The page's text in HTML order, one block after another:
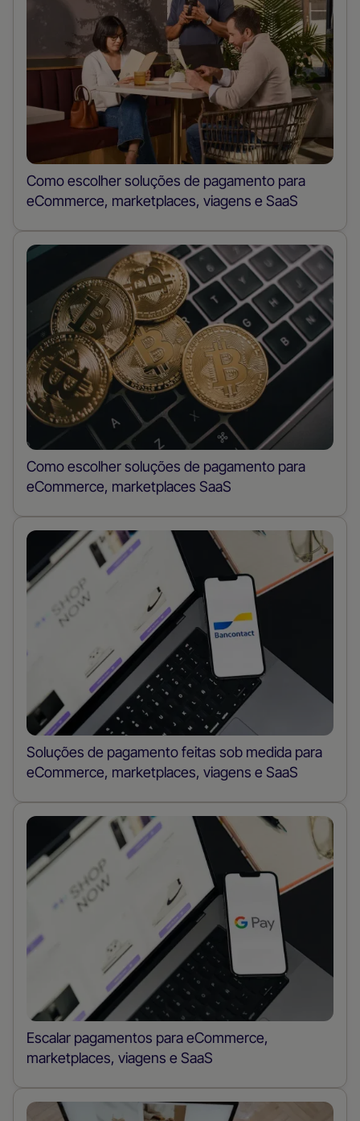
Como escolher soluções de pagamento para
eCommerce, marketplaces, viagens e SaaS
Como escolher soluções de pagamento para
eCommerce, marketplaces SaaS
Soluções de pagamento feitas sob medida para
eCommerce, marketplaces, viagens e SaaS
Escalar pagamentos para eCommerce,
marketplaces, viagens e SaaS